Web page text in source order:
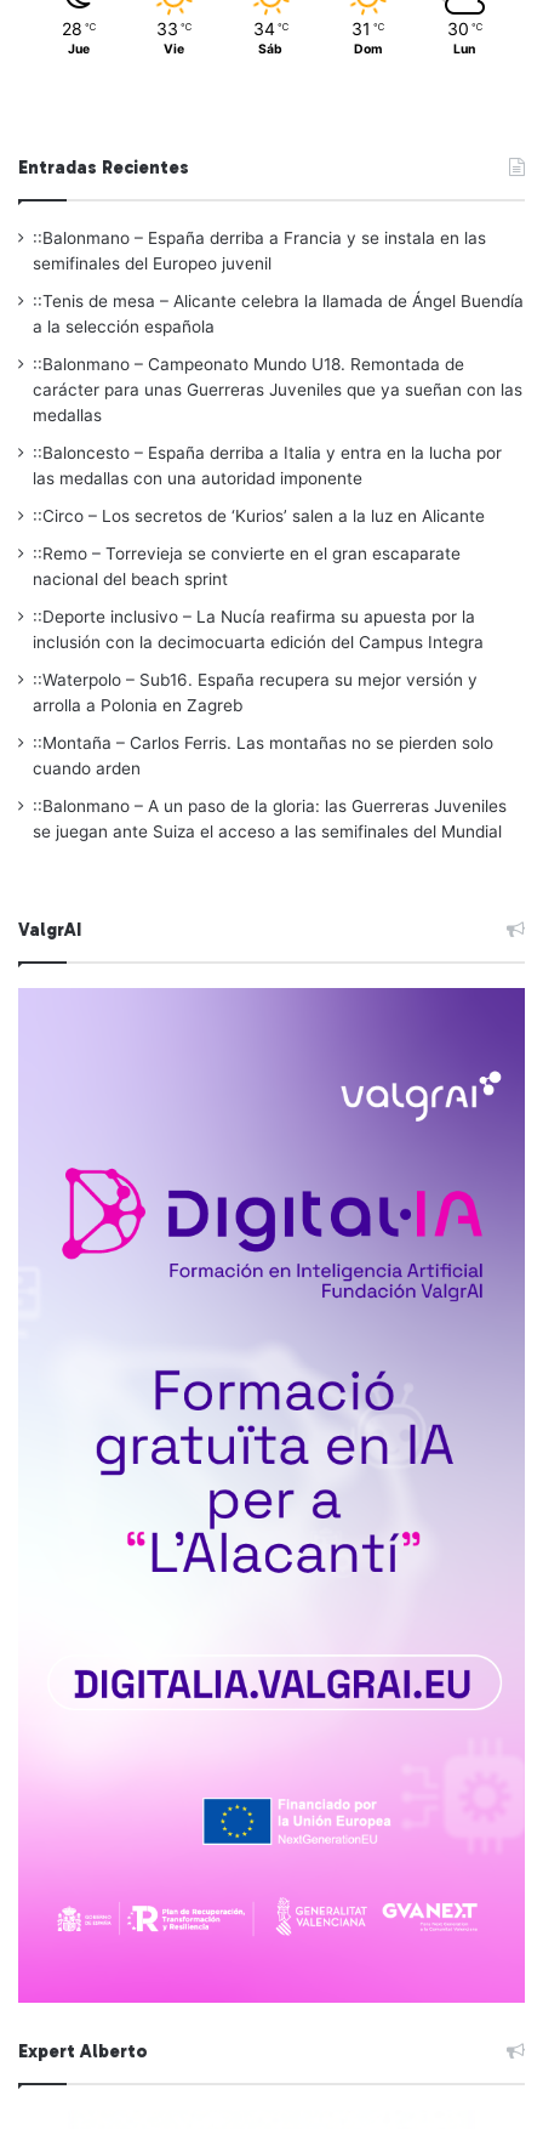
28 ℃
Jue
33 ℃
Vie
34 ℃
Sáb
31 ℃
Dom
30 ℃
Lun
Entradas Recientes
::Balonmano – España derriba a Francia y se instala en las
semifinales del Europeo juvenil
::Tenis de mesa – Alicante celebra la llamada de Ángel Buendía
a la selección española
::Balonmano – Campeonato Mundo U18. Remontada de
carácter para unas Guerreras Juveniles que ya sueñan con las
medallas
::Baloncesto – España derriba a Italia y entra en la lucha por
las medallas con una autoridad imponente
::Circo – Los secretos de ‘Kurios’ salen a la luz en Alicante
::Remo – Torrevieja se convierte en el gran escaparate
nacional del beach sprint
::Deporte inclusivo – La Nucía reafirma su apuesta por la
inclusión con la decimocuarta edición del Campus Integra
::Waterpolo – Sub16. España recupera su mejor versión y
arrolla a Polonia en Zagreb
::Montaña – Carlos Ferris. Las montañas no se pierden solo
cuando arden
::Balonmano – A un paso de la gloria: las Guerreras Juveniles
se juegan ante Suiza el acceso a las semifinales del Mundial
ValgrAI
Expert Alberto